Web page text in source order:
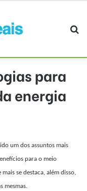
para
energia
um dos assuntos mais
para o meio
se destaca, além disso,
mesmas.